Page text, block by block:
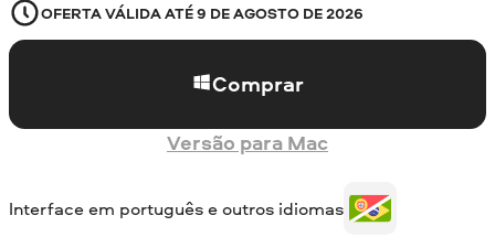
OFERTA VÁLIDA ATÉ9 DE AGOSTO DE 2026
Comprar
Versão para Mac
Interface em português e outros idiomas